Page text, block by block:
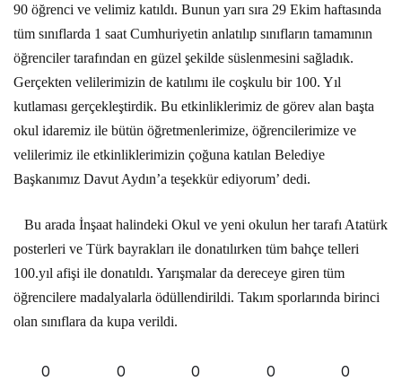
90 öğrenci ve velimiz katıldı. Bunun yarı sıra 29 Ekim haftasında
tüm sınıflarda 1 saat Cumhuriyetin anlatılıp sınıfların tamamının
öğrenciler tarafından en güzel şekilde süslenmesini sağladık.
Gerçekten velilerimizin de katılımı ile coşkulu bir 100. Yıl
kutlaması gerçekleştirdik. Bu etkinliklerimiz de görev alan başta
okul idaremiz ile bütün öğretmenlerimize, öğrencilerimize ve
velilerimiz ile etkinliklerimizin çoğuna katılan Belediye
Başkanımız Davut Aydın’a teşekkür ediyorum’ dedi.
Bu arada İnşaat halindeki Okul ve yeni okulun her tarafı Atatürk
posterleri ve Türk bayrakları ile donatılırken tüm bahçe telleri
100.yıl afişi ile donatıldı. Yarışmalar da dereceye giren tüm
öğrencilere madalyalarla ödüllendirildi. Takım sporlarında birinci
olan sınıflara da kupa verildi.
0 0 0 0 0